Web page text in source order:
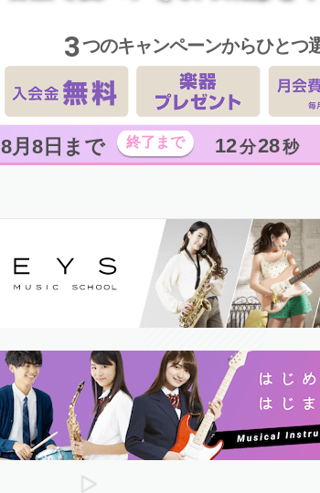
3つのキャンペーンからひとつ
8月8日まで 12分26秒